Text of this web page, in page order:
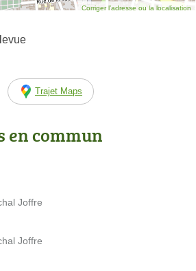
Corriger l’adresse ou la localisation
Trajet Maps
commun
Joffre
Joffre